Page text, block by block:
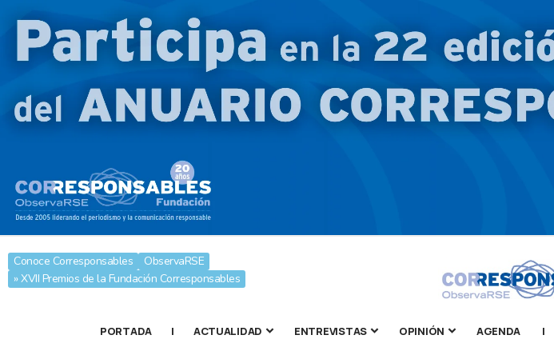
Conoce Corresponsables
ObservaRSE
» XVII Premios de la Fundación Corresponsables
PORTADA | ACTUALIDAD ENTREVISTAS OPINIÓN AGENDA |